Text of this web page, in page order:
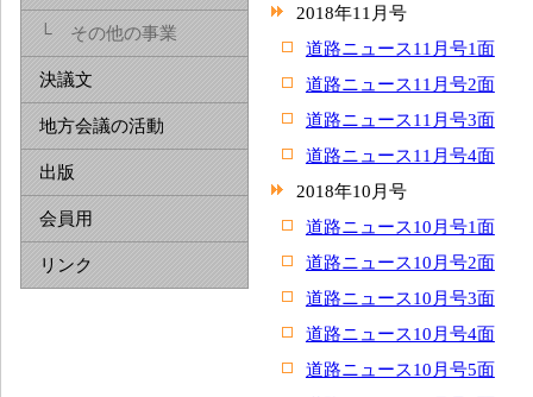
└ その他の事業
決議文
地方会議の活動
出版
会員用
リンク
2018年11月号
道路ニュース11月号1面
道路ニュース11月号2面
道路ニュース11月号3面
道路ニュース11月号4面
2018年10月号
道路ニュース10月号1面
道路ニュース10月号2面
道路ニュース10月号3面
道路ニュース10月号4面
道路ニュース10月号5面